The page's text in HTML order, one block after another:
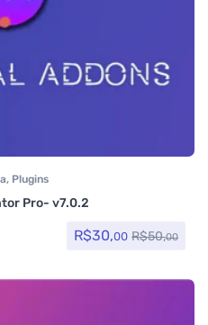
, Plugins
Pro- v7.0.2
R$30,00 R$50,00